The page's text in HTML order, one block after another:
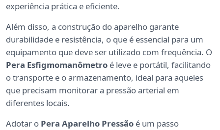
experiência prática e eficiente.
Além disso, a construção do aparelho garante
durabilidade e resistência, o que é essencial para um
equipamento que deve ser utilizado com frequência. O
Pera Esfigmomanômetro é leve e portátil, facilitando
o transporte e o armazenamento, ideal para aqueles
que precisam monitorar a pressão arterial em
diferentes locais.
Adotar o Pera Aparelho Pressão é um passo